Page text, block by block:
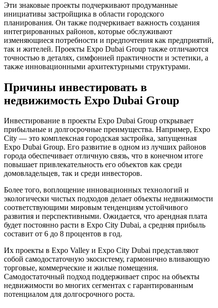
Эти знаковые проекты подчеркивают продуманные
инициативы застройщика в области городского
планирования. Он также подчеркивает важность создания
интегрированных районов, которые обслуживают
изменяющиеся потребности и предпочтения как предприятий,
так и жителей. Проекты Expo Dubai Group также отличаются
точностью в деталях, симфонией практичности и эстетики, а
также инновационными архитектурными структурами.
Причины инвестировать в
недвижимость Expo Dubai Group
Инвестирование в проекты Expo Dubai Group открывает
прибыльные и долгосрочные преимущества. Например, Expo
City — это комплексная городская застройка, запущенная
Expo Dubai Group. Его развитие в одном из лучших районов
города обеспечивает отличную связь, что в конечном итоге
повышает привлекательность его объектов как среди
домовладельцев, так и среди инвесторов.
Более того, воплощение инновационных технологий и
экологически чистых подходов делает объекты недвижимости
соответствующими мировым тенденциям устойчивого
развития и перспективными. Ожидается, что арендная плата
будет постоянно расти в Expo City Dubai, а средняя прибыль
составит от 6 до 8 процентов в год.
Их проекты в Expo Valley и Expo City Dubai представляют
собой самодостаточную экосистему, гармонично вливающую
торговые, коммерческие и жилые помещения.
Самодостаточный подход поддерживает спрос на объекты
недвижимости во многих сегментах с гарантированным
потенциалом для долгосрочного роста.